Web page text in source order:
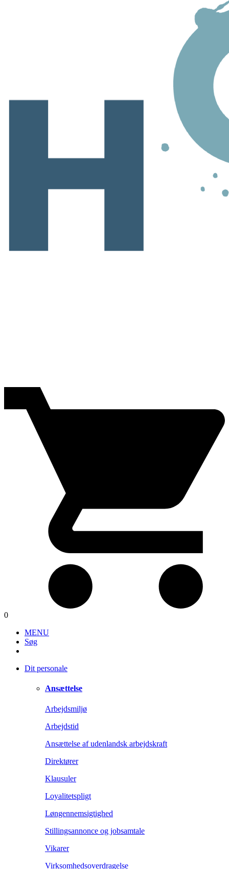
0
MENU
Søg
Dit personale
Ansættelse
Arbejdsmiljø
Arbejdstid
Ansættelse af udenlandsk arbejdskraft
Direktører
Klausuler
Loyalitetspligt
Løngennemsigtighed
Stillingsannonce og jobsamtale
Vikarer
Virksomhedsoverdragelse